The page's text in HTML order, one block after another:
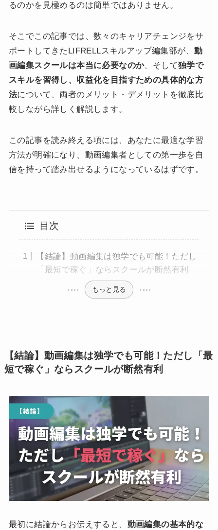
るのかを見極めるのは簡単ではありません。
そこでこの記事では、数々のキャリアチェンジをサ
ポートしてきたLIFRELLスキルアップ編集部が、 動
画編集スクールは本当に必要なのか、そして独学で
スキルを習得し、収益化を目指すための具体的な方
法について、両者のメリット・デメリットを徹底比
較しながら詳しく解説します。
この記事を読み終える頃には、あなたに最適な学習
方法が明確になり、動画編集者としての第一歩を自
信を持って踏み出せるようになっているはずです。
目次
【結論】動画編集は独学でも可能！ただし
「最短で稼ぐ」ならスクールが断然有利
もっと見る
【結論】動画編集は独学でも可能！ただし「最
短で稼ぐ」ならスクールが断然有利
最初に結論からお伝えすると、 動画編集の基本的な